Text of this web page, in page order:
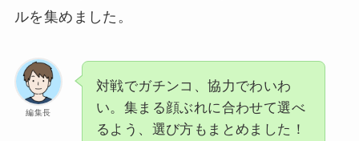
ルを集めました。
編集長
対戦でガチンコ、協力でわいわ
い。集まる顔ぶれに合わせて選べ
るよう、選び方もまとめました！